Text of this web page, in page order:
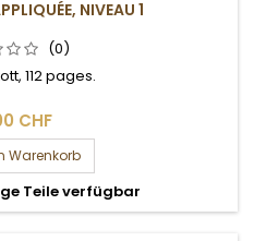
NIVEAU 1
(0)
112 pages.
CHF
Warenkorb
Teile verfügbar